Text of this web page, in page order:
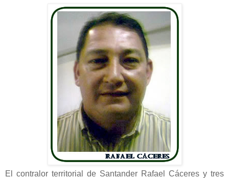
El contralor territorial de Santander Rafael Cáceres y tres